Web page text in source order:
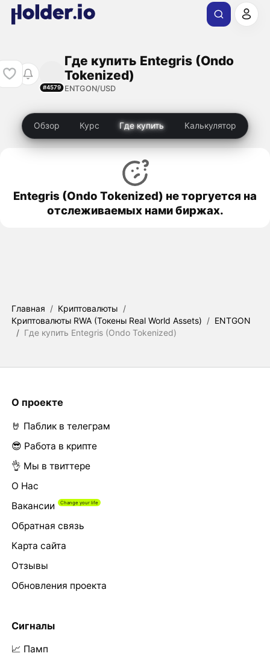
#4579
Где купить Entegris (Ondo
Tokenized)
ENTGON/USD
Обзор Курс Где купить Калькулятор
Entegris (Ondo Tokenized) не торгуется на
отслеживаемых нами биржах.
Главная / Криптовалюты /
Криптовалюты RWA (Токены Real World Assets) / ENTGON
/ Где купить Entegris (Ondo Tokenized)
О проекте
🤘 Паблик в телеграм
😎 Работа в крипте
👌 Мы в твиттере
О Нас
Вакансии
Обратная связь
Карта сайта
Отзывы
Обновления проекта
Сигналы
📈 Памп